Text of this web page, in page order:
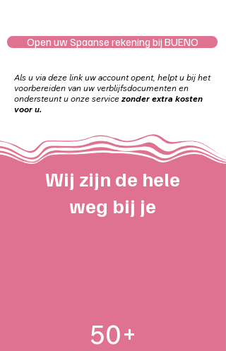
Open uw Spaanse rekening bij BUENO
Als u via deze link uw account opent, helpt u bij het
voorbereiden van uw verblijfsdocumenten en
ondersteunt u onze service zonder extra kosten
voor u.
Wij zijn de hele
weg bij je
50+